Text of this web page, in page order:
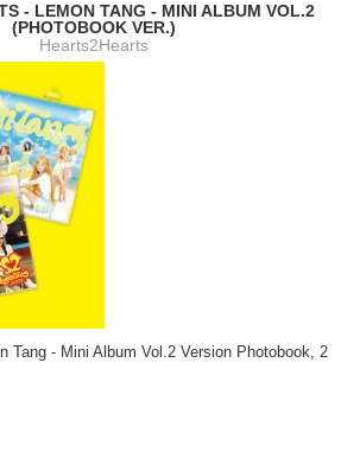
- LEMON TANG - MINI ALBUM VOL.2
(PHOTOBOOK VER.)
Hearts2Hearts
Tang - Mini Album Vol.2 Version Photobook, 2